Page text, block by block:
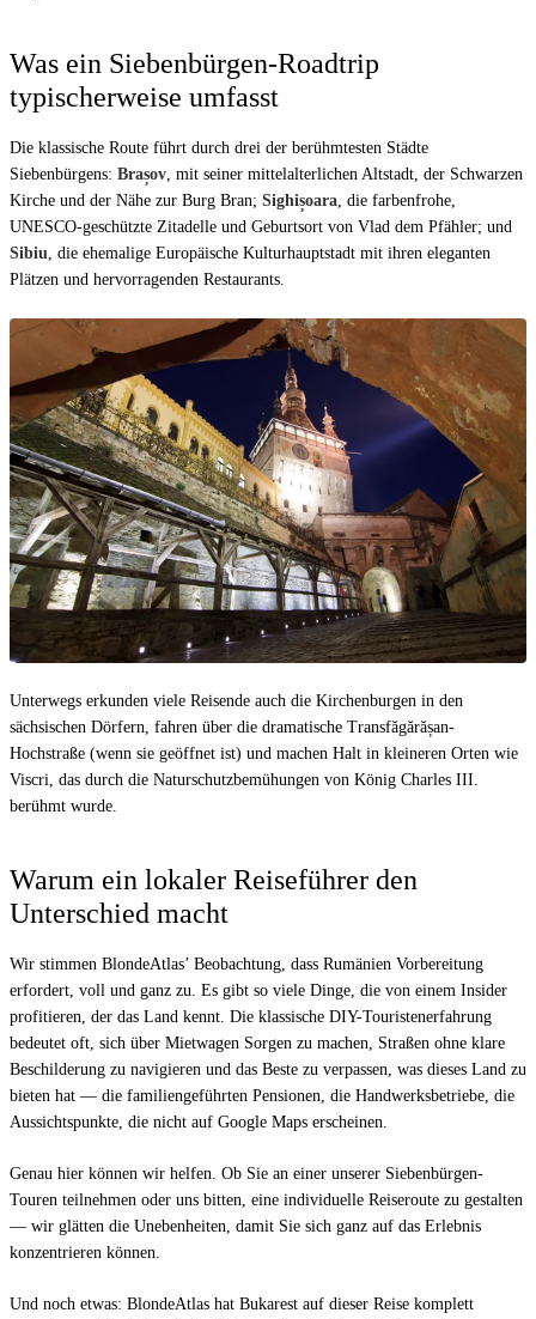
Was ein Siebenbürgen-Roadtrip
typischerweise umfasst
Die klassische Route führt durch drei der berühmtesten Städte
Siebenbürgens: Brașov , mit seiner mittelalterlichen Altstadt, der Schwarzen
Kirche und der Nähe zur Burg Bran; Sighișoara , die farbenfrohe,
UNESCO-geschützte Zitadelle und Geburtsort von Vlad dem Pfähler; und
Sibiu , die ehemalige Europäische Kulturhauptstadt mit ihren eleganten
Plätzen und hervorragenden Restaurants.
Unterwegs erkunden viele Reisende auch die Kirchenburgen in den
sächsischen Dörfern, fahren über die dramatische Transfăgărășan-
Hochstraße (wenn sie geöffnet ist) und machen Halt in kleineren Orten wie
Viscri, das durch die Naturschutzbemühungen von König Charles III.
berühmt wurde.
Warum ein lokaler Reiseführer den
Unterschied macht
Wir stimmen BlondeAtlas’ Beobachtung, dass Rumänien Vorbereitung
erfordert, voll und ganz zu. Es gibt so viele Dinge, die von einem Insider
profitieren, der das Land kennt. Die klassische DIY-Touristenerfahrung
bedeutet oft, sich über Mietwagen Sorgen zu machen, Straßen ohne klare
Beschilderung zu navigieren und das Beste zu verpassen, was dieses Land zu
bieten hat — die familiengeführten Pensionen, die Handwerksbetriebe, die
Aussichtspunkte, die nicht auf Google Maps erscheinen.
Genau hier können wir helfen. Ob Sie an einer unserer Siebenbürgen-
Touren teilnehmen oder uns bitten, eine individuelle Reiseroute zu gestalten
— wir glätten die Unebenheiten, damit Sie sich ganz auf das Erlebnis
konzentrieren können.
Und noch etwas: BlondeAtlas hat Bukarest auf dieser Reise komplett